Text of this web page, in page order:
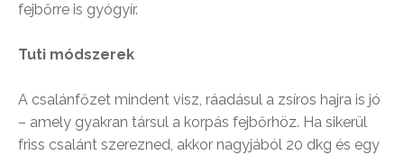
fejbőrre is gyógyír.
Tuti módszerek
A csalánfőzet mindent visz, ráadásul a zsíros hajra is jó
– amely gyakran társul a korpás fejbőrhöz. Ha sikerül
friss csalánt szerezned, akkor nagyjából 20 dkg és egy